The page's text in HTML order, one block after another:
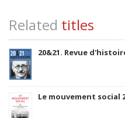
Related titles
20&21. Revue
Le mouvement social